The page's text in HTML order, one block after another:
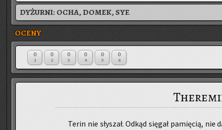
DYŻURNI: OCHA, DOMEK, SYF.
OCENY
0
1
0
2
0
3
0
4
0
5
0
6
Terin nie sły­szał. Odkąd się­gał pa­mię­cią,